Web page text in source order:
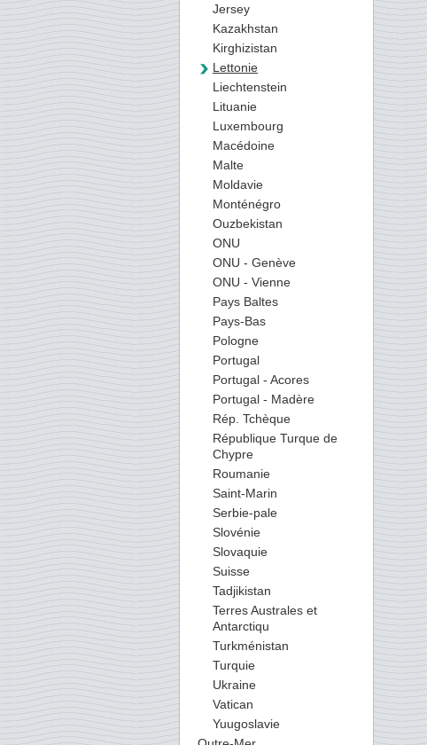
Jersey
Kazakhstan
Kirghizistan
Lettonie
Liechtenstein
Lituanie
Luxembourg
Macédoine
Malte
Moldavie
Monténégro
Ouzbekistan
ONU
ONU - Genève
ONU - Vienne
Pays Baltes
Pays-Bas
Pologne
Portugal
Portugal - Acores
Portugal - Madère
Rép. Tchèque
République Turque de
Chypre
Roumanie
Saint-Marin
Serbie-pale
Slovénie
Slovaquie
Suisse
Tadjikistan
Terres Australes et
Antarctiqu
Turkménistan
Turquie
Ukraine
Vatican
Yuugoslavie